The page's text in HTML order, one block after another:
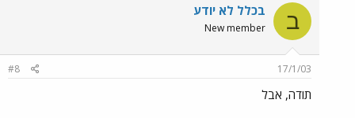
ב בכלל לא יודע
New member
17/1/03
#8
תודה, אבל